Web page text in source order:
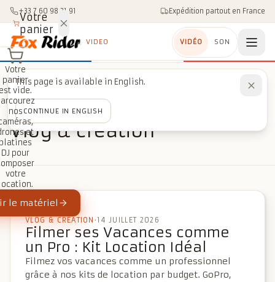
Aller au contenu
+33 7 60 98 21 91 Expédition partout en France
VIDEO VIDÉO SON
Accueil
RUBRIQUE
Vlog & création
VLOG & CRÉATION ·14 JUILLET 2026
Filmer ses Vacances comme
un Pro : Kit Location Idéal
Filmez vos vacances comme un professionnel
grâce à nos kits de location par budget. GoPro,
Votre
panier
Votre
panier
vide.
nos
et
DJ pour
votre
le matériel
This page is available in English.
CONTINUE IN ENGLISH